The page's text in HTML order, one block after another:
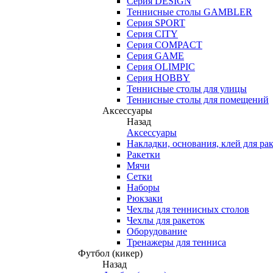
Теннисные столы GAMBLER
Серия SPORT
Серия CITY
Серия COMPACT
Серия GAME
Серия OLIMPIC
Серия HOBBY
Теннисные столы для улицы
Теннисные столы для помещений
Аксессуары
Назад
Аксессуары
Накладки, основания, клей для
Ракетки
Мячи
Сетки
Наборы
Рюкзаки
Чехлы для теннисных столов
Чехлы для ракеток
Оборудование
Тренажеры для тенниса
Футбол (кикер)
Назад